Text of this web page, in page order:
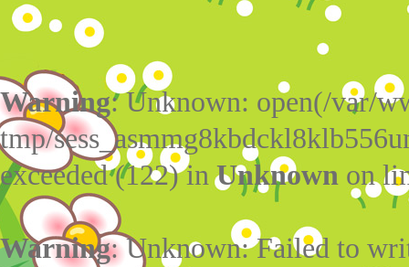
Warning: Unknown: open(/var/
tmp/
exceeded (122) inUnknown on
Warning: Unknown: Failed to